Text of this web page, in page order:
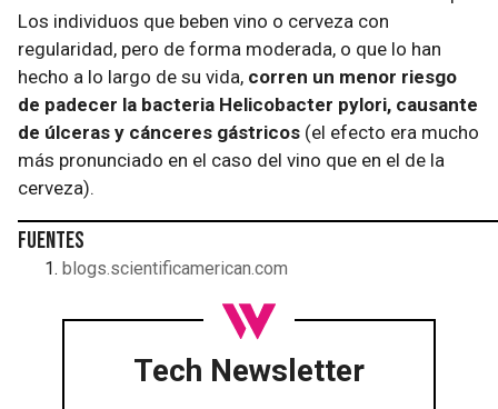
Los individuos que beben vino o cerveza con
regularidad, pero de forma moderada, o que lo han
hecho a lo largo de su vida, corren un menor riesgo
de padecer la bacteria Helicobacter pylori, causante
de úlceras y cánceres gástricos (el efecto era mucho
más pronunciado en el caso del vino que en el de la
cerveza).
Fuentes
blogs.scientificamerican.com
Tech Newsletter